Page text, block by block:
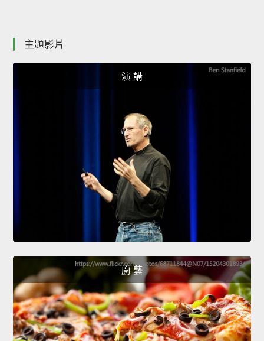
主題影片
演 講
廚 藝